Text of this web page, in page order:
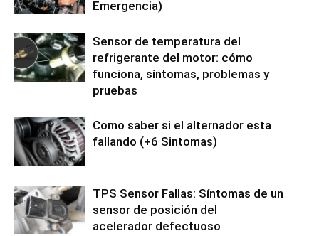
Emergencia)
Sensor de temperatura del
refrigerante del motor: cómo
funciona, síntomas, problemas y
pruebas
Como saber si el alternador esta
fallando (+6 Sintomas)
TPS Sensor Fallas: Síntomas de un
sensor de posición del
acelerador defectuoso